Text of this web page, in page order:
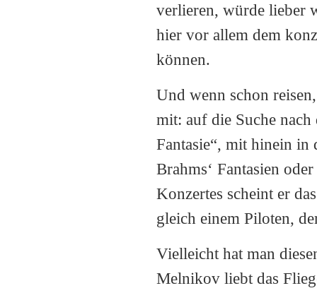
verlieren, würde lieber
hier vor allem dem
können.
Und wenn schon
mit: auf die Suche nach
Fantasie“, mit hinein in
Brahms‘ Fantasien
Konzertes scheint er
gleich einem Piloten,
Vielleicht hat man
Melnikov liebt das